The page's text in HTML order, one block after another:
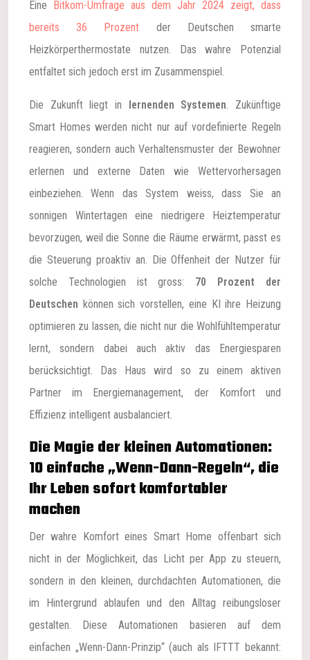
Eine Bitkom-Umfrage aus dem Jahr 2024 zeigt, dass
bereits 36 Prozent der Deutschen smarte
Heizkörperthermostate nutzen. Das wahre Potenzial
entfaltet sich jedoch erst im Zusammenspiel.
Die Zukunft liegt in lernenden Systemen. Zukünftige
Smart Homes werden nicht nur auf vordefinierte Regeln
reagieren, sondern auch Verhaltensmuster der Bewohner
erlernen und externe Daten wie Wettervorhersagen
einbeziehen. Wenn das System weiss, dass Sie an
sonnigen Wintertagen eine niedrigere Heiztemperatur
bevorzugen, weil die Sonne die Räume erwärmt, passt es
die Steuerung proaktiv an. Die Offenheit der Nutzer für
solche Technologien ist gross: 70 Prozent der
Deutschen können sich vorstellen, eine KI ihre Heizung
optimieren zu lassen, die nicht nur die Wohlfühltemperatur
lernt, sondern dabei auch aktiv das Energiesparen
berücksichtigt. Das Haus wird so zu einem aktiven
Partner im Energiemanagement, der Komfort und
Effizienz intelligent ausbalanciert.
Die Magie der kleinen Automationen:
10 einfache „Wenn-Dann-Regeln“, die
Ihr Leben sofort komfortabler
machen
Der wahre Komfort eines Smart Home offenbart sich
nicht in der Möglichkeit, das Licht per App zu steuern,
sondern in den kleinen, durchdachten Automationen, die
im Hintergrund ablaufen und den Alltag reibungsloser
gestalten. Diese Automationen basieren auf dem
einfachen „Wenn-Dann-Prinzip“ (auch als IFTTT bekannt: